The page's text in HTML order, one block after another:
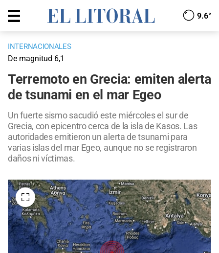
9.6°
INTERNACIONALES
De magnitud 6,1
Terremoto en Grecia: emiten alerta
de tsunami en el mar Egeo
Un fuerte sismo sacudió este miércoles el sur de
Grecia, con epicentro cerca de la isla de Kasos. Las
autoridades emitieron un alerta de tsunami para
varias islas del mar Egeo, aunque no se registraron
daños ni víctimas.